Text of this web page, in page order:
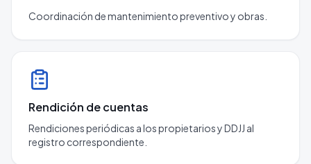
Coordinación de mantenimiento preventivo y obras.
Rendición de cuentas
Rendiciones periódicas a los propietarios y DDJJ al
registro correspondiente.